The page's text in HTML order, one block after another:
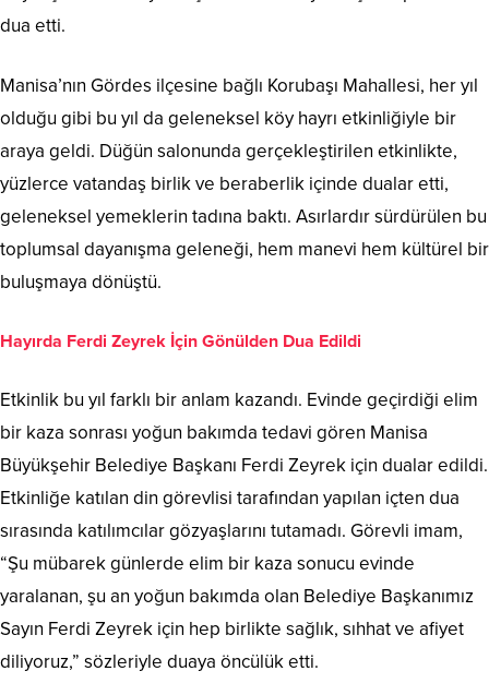
dua etti.
Manisa’nın Gördes ilçesine bağlı Korubaşı Mahallesi, her yıl
olduğu gibi bu yıl da geleneksel köy hayrı etkinliğiyle bir
araya geldi. Düğün salonunda gerçekleştirilen etkinlikte,
yüzlerce vatandaş birlik ve beraberlik içinde dualar etti,
geleneksel yemeklerin tadına baktı. Asırlardır sürdürülen bu
toplumsal dayanışma geleneği, hem manevi hem kültürel bir
buluşmaya dönüştü.
Hayırda Ferdi Zeyrek İçin Gönülden Dua Edildi
Etkinlik bu yıl farklı bir anlam kazandı. Evinde geçirdiği elim
bir kaza sonrası yoğun bakımda tedavi gören Manisa
Büyükşehir Belediye Başkanı Ferdi Zeyrek için dualar edildi.
Etkinliğe katılan din görevlisi tarafından yapılan içten dua
sırasında katılımcılar gözyaşlarını tutamadı. Görevli imam,
“Şu mübarek günlerde elim bir kaza sonucu evinde
yaralanan, şu an yoğun bakımda olan Belediye Başkanımız
Sayın Ferdi Zeyrek için hep birlikte sağlık, sıhhat ve afiyet
diliyoruz,” sözleriyle duaya öncülük etti.